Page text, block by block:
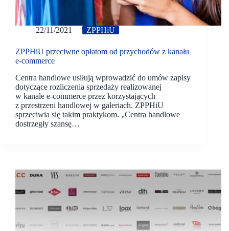
22/11/2021 ZPPHiU
ZPPHiU przeciwne opłatom od przychodów z kanału
e-commerce
Centra handlowe usiłują wprowadzić do umów zapisy
dotyczące rozliczenia sprzedaży realizowanej
w kanale e-commerce przez korzystających
z przestrzeni handlowej w galeriach. ZPPHiU
sprzeciwia się takim praktykom. „Centra handlowe
dostrzegły szansę…